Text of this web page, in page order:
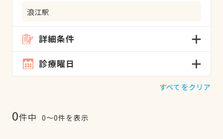
浪江駅
詳細条件
診療曜日
すべてをクリア
0件中 0〜0件を表示